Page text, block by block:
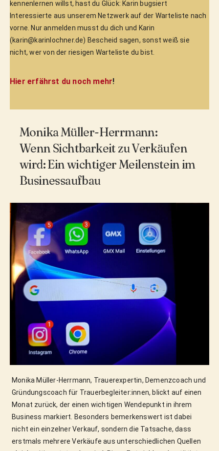
kennenlernen willst, hast du Glück: Karin bugsiert
Interessierte aus unserem Netzwerk auf der Warteliste nach
vorne. Nur anmelden musst du dich und Karin
(karin@karinlochner.de) Bescheid sagen, sonst weiß sie
nicht, wer von der riesigen Warteliste du bist.
Hier erfährst du noch mehr!
Monika Müller-Herrmann:
Wenn Sichtbarkeit zu Verkäufen
wird: Ein wichtiger Meilenstein im
Businessaufbau
Monika Müller-Herrmann, Trauerexpertin, Demenzcoach und
Gründungscoach für Trauerbegleiter:innen, blickt auf einen
Monat zurück, der einen wichtigen Wendepunkt in ihrem
Business markiert. Besonders bemerkenswert ist dabei
nicht ein einzelner Verkauf, sondern die Tatsache, dass
erstmals mehrere Verkäufe aus unterschiedlichen Quellen